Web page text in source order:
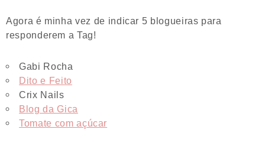
Agora é minha vez de indicar 5 blogueiras para
responderem a Tag!
Gabi Rocha
Dito e Feito
Crix Nails
Blog da Gica
Tomate com açúcar